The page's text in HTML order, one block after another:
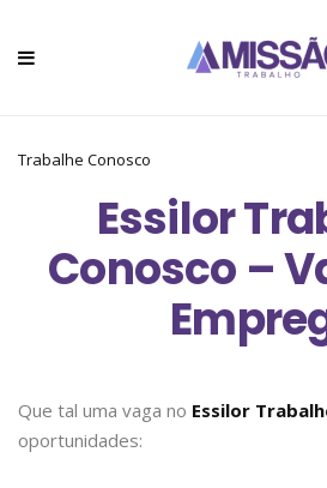
Trabalhe Conosco
Essilor
Conosco –
Que tal uma vaga no Essilor
oportunidades: